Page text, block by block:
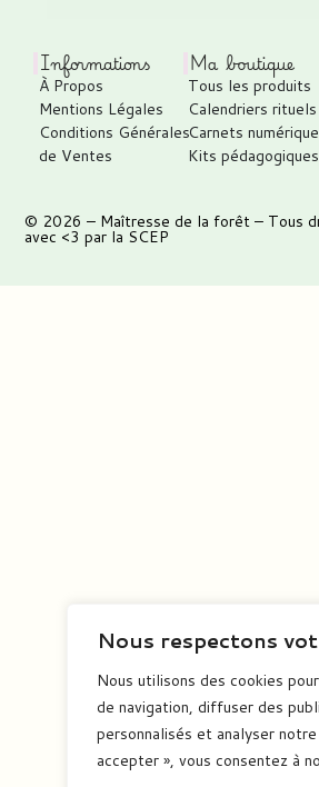
Nous respectons
Nous utilisons des cookies
de navigation, diffuser des
personnalisés et analyser
accepter », vous consentez à
Informations
À Propos
Mentions Légales
Conditions Générales
de Ventes
Ma boutique
Tous les produits
Calendriers rituels
Carnets
Kits pédagogiques
© 2026 – Maîtresse de la forêt – Tous
avec <3 par la SCEP